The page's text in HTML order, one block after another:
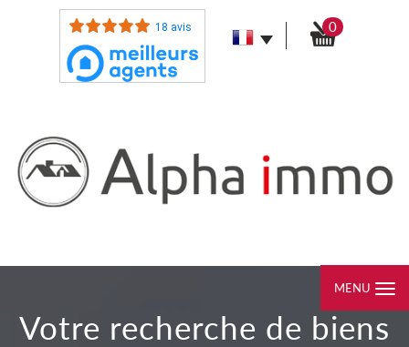
18 avis 0
MENU
votre recherche de biens